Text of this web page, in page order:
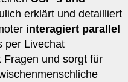
erklärt und detailliert
interagiert parallel
per Livechat
und sorgt für